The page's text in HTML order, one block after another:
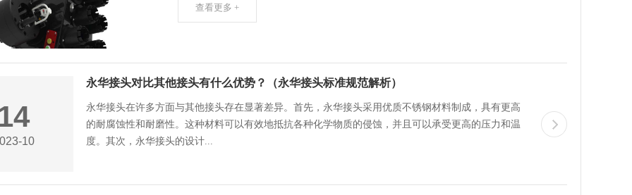
查看更多 +
10
永华接头对比其他接头有什么优势？（永华接头标准规范解析）
永华接头在许多方面与其他接头存在显著差异。首先，永华接头采用优质不锈钢材料制成，具有更高
的耐腐蚀性和耐磨性。这种材料可以有效地抵抗各种化学物质的侵蚀，并且可以承受更高的压力和温
度。其次，永华接头的设计...